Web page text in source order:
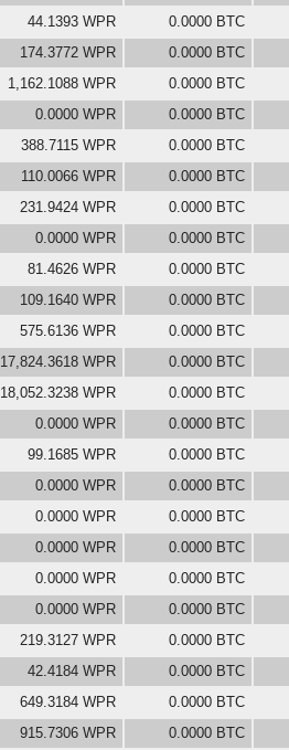
44.1393 WPR 0.0000 BTC
174.3772 WPR 0.0000 BTC
1,162.1088 WPR 0.0000 BTC
0.0000 WPR 0.0000 BTC
388.7115 WPR 0.0000 BTC
110.0066 WPR 0.0000 BTC
231.9424 WPR 0.0000 BTC
0.0000 WPR 0.0000 BTC
81.4626 WPR 0.0000 BTC
109.1640 WPR 0.0000 BTC
575.6136 WPR 0.0000 BTC
17,824.3618 WPR 0.0000 BTC
18,052.3238 WPR 0.0000 BTC
0.0000 WPR 0.0000 BTC
99.1685 WPR 0.0000 BTC
0.0000 WPR 0.0000 BTC
0.0000 WPR 0.0000 BTC
0.0000 WPR 0.0000 BTC
0.0000 WPR 0.0000 BTC
0.0000 WPR 0.0000 BTC
219.3127 WPR 0.0000 BTC
42.4184 WPR 0.0000 BTC
649.3184 WPR 0.0000 BTC
915.7306 WPR 0.0000 BTC